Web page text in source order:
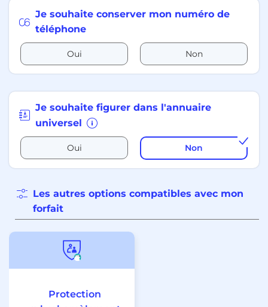
Je souhaite conserver mon numéro de
téléphone
Oui Non
Je souhaite figurer dans l'annuaire
universel
Oui Non
Les autres options compatibles avec mon
forfait
Protection